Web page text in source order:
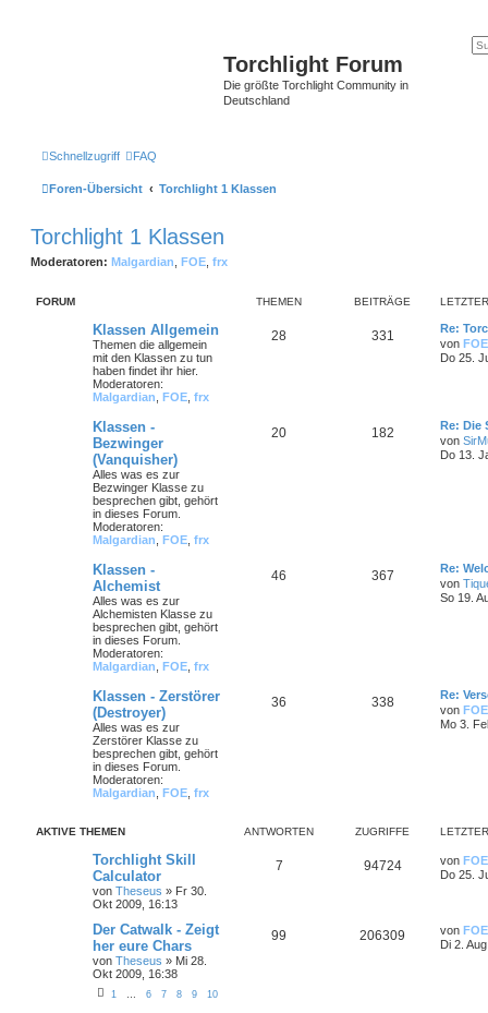
Torchlight Forum
Die größte Torchlight Community in
Deutschland
Schnellzugriff FAQ
Foren-Übersicht Torchlight 1 Klassen
Torchlight 1 Klassen
Moderatoren: Malgardian FOE frx
FORUM THEMEN BEITRÄGE
Klassen Allgemein
Themen die allgemein
mit den Klassen zu tun
haben findet ihr hier.
Moderatoren:
Malgardian FOE frx
28 331
Re:
von FOE
Do 25.
Klassen -
Bezwinger
(Vanquisher)
Alles was es zur
Bezwinger Klasse zu
besprechen gibt, gehört
in dieses Forum.
Moderatoren:
Malgardian FOE frx
20 182
Re: Die
von
Do 13.
Klassen -
Alchemist
Alles was es zur
Alchemisten Klasse zu
besprechen gibt, gehört
in dieses Forum.
Moderatoren:
Malgardian FOE frx
46 367
Re:
von
So 19.
Klassen - Zerstörer
(Destroyer)
Alles was es zur
Zerstörer Klasse zu
besprechen gibt, gehört
in dieses Forum.
Moderatoren:
Malgardian FOE frx
36 338
Re:
von FOE
Mo 3.
AKTIVE THEMEN ANTWORTEN ZUGRIFFE
Torchlight Skill
Calculator
von Theseus » Fr 30.
Okt 2009, 16:13
7 94724 von FOE
Do 25.
Der Catwalk - Zeigt
her eure Chars
von Theseus » Mi 28.
Okt 2009, 16:38
1 … 6 7 8 9 10
99 206309 von FOE
Di 2.